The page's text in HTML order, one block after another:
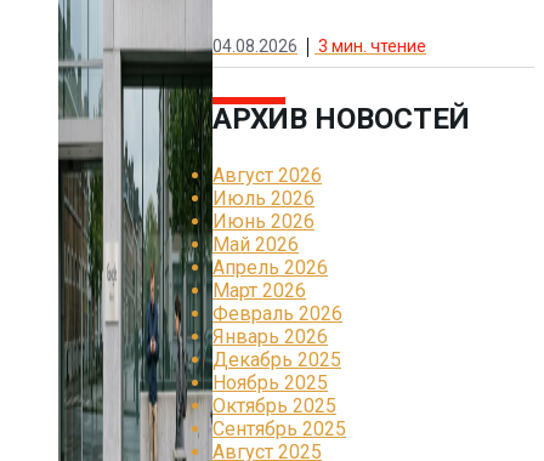
04.08.2026 3 мин. чтение
АРХИВ НОВОСТЕЙ
Август 2026
Июль 2026
Июнь 2026
Май 2026
Апрель 2026
Март 2026
Февраль 2026
Январь 2026
Декабрь 2025
Ноябрь 2025
Октябрь 2025
Сентябрь 2025
Август 2025